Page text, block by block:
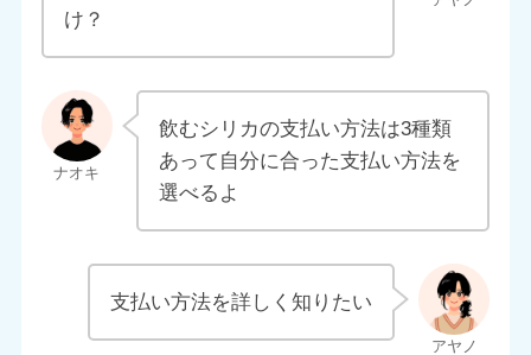
け？
飲むシリカの支払い方法は3種類
あって自分に合った支払い方法を
選べるよ
支払い方法を詳しく知りたい